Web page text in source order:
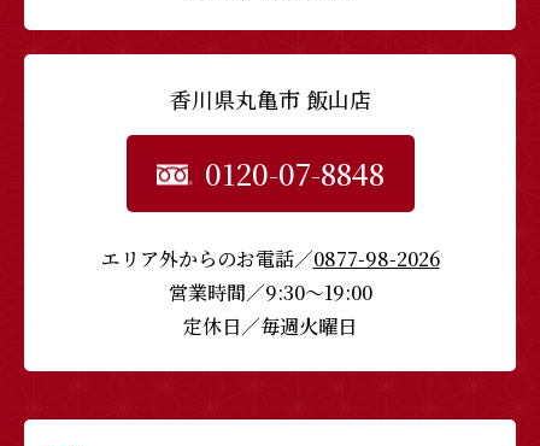
香川県丸亀市 飯山店
0120-07-8848
エリア外からのお電話／0877-98-2026
営業時間／9:30〜19:00
定休日／毎週火曜日